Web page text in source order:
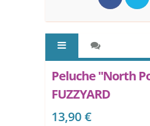
Peluche "North
FUZZYARD
13,90 €